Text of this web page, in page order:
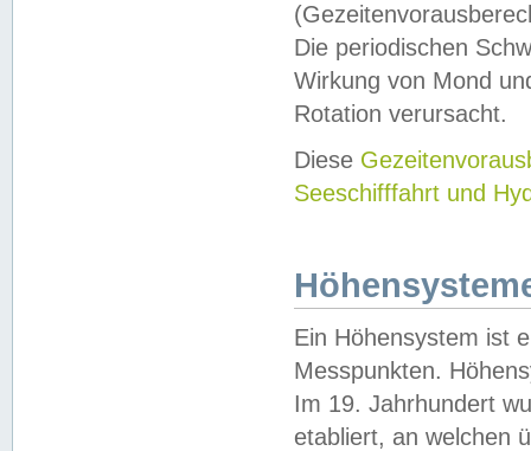
Die periodischen
Wirkung von Mond
Rotation verursacht.
Diese
Seeschifffahrt und
Ein Höhensystem ist
Messpunkten.
Im 19. Jahrhundert
etabliert, an welchen